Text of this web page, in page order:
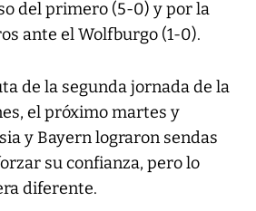
del primero (5-0) y por la
ante el Wolfburgo (1-0).
de la segunda jornada de la
el próximo martes y
y Bayern lograron sendas
su confianza, pero lo
diferente.